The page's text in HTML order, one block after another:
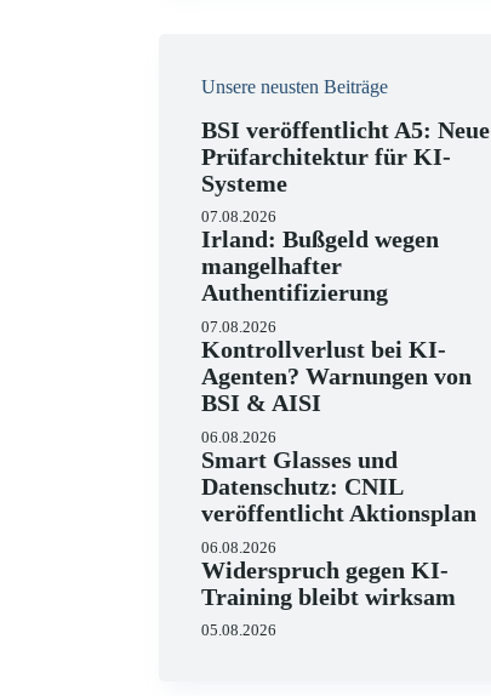
Unsere neusten Beiträge
BSI veröffentlicht A5: Neue
Prüfarchitektur für KI-
Systeme
07.08.2026
Irland: Bußgeld wegen
mangelhafter
Authentifizierung
07.08.2026
Kontrollverlust bei KI-
Agenten? Warnungen von
BSI & AISI
06.08.2026
Smart Glasses und
Datenschutz: CNIL
veröffentlicht Aktionsplan
06.08.2026
Widerspruch gegen KI-
Training bleibt wirksam
05.08.2026